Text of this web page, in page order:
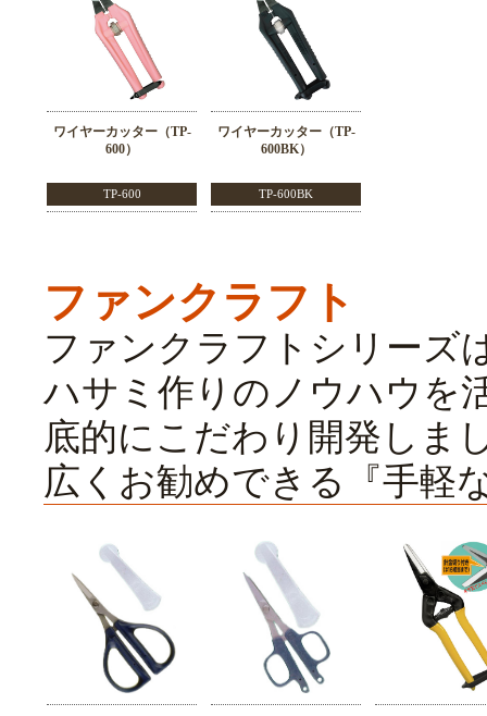
ワイヤーカッター（TP-
600）
TP-600
ワイヤーカッター（TP-
600BK）
TP-600BK
ファンクラフト
ファンクラフトシリーズ
ハサミ作りのノウハウを
底的にこだわり開発しま
広くお勧めできる『手軽